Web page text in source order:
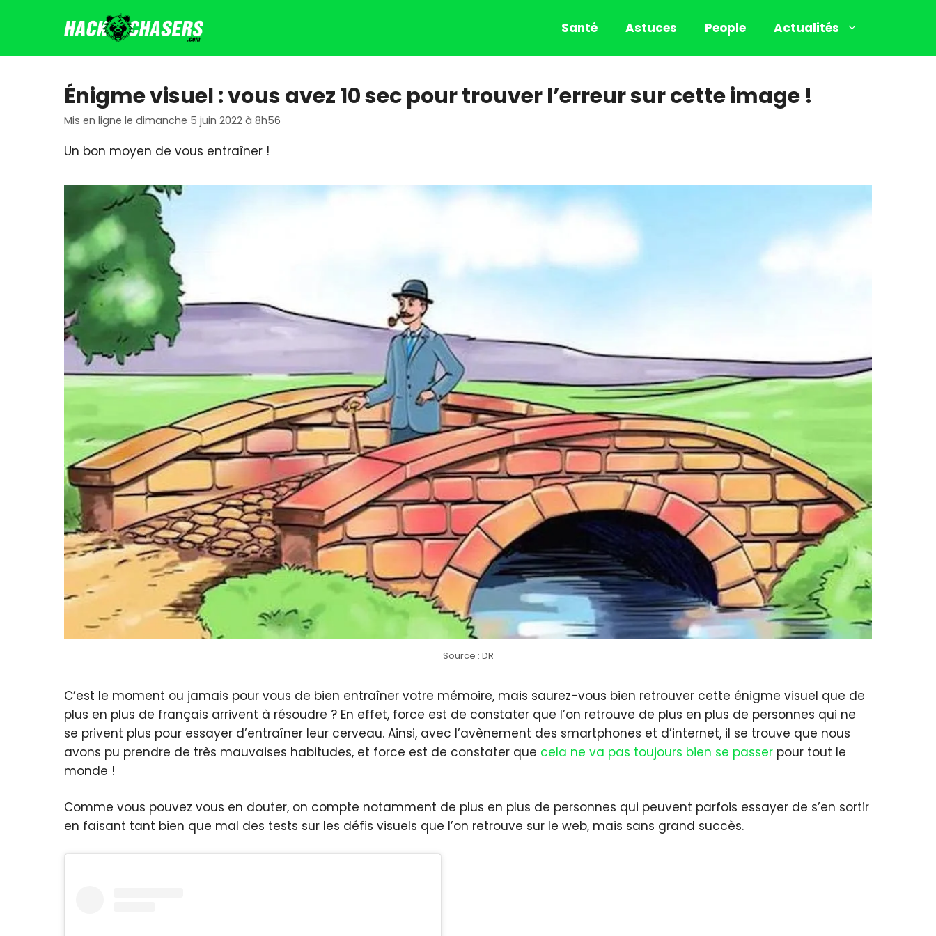
Santé Astuces People Actualités
Énigme visuel : vous avez 10 sec pour trouver l’erreur sur cette image !
Mis en ligne le dimanche 5 juin 2022 à 8h56
Un bon moyen de vous entraîner !
Source : DR
C’est le moment ou jamais pour vous de bien entraîner votre mémoire, mais saurez-vous bien retrouver cette énigme visuel que de
plus en plus de français arrivent à résoudre ? En effet, force est de constater que l’on retrouve de plus en plus de personnes qui ne
se privent plus pour essayer d’entraîner leur cerveau. Ainsi, avec l’avènement des smartphones et d’internet, il se trouve que nous
avons pu prendre de très mauvaises habitudes, et force est de constater que cela ne va pas toujours bien se passer pour tout le
monde !
Comme vous pouvez vous en douter, on compte notamment de plus en plus de personnes qui peuvent parfois essayer de s’en sortir
en faisant tant bien que mal des tests sur les défis visuels que l’on retrouve sur le web, mais sans grand succès.